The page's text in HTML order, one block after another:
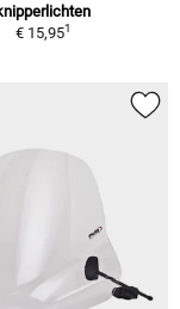
€ 15,951